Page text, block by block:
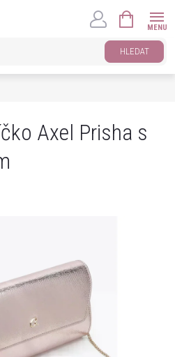
HLEDAT
KOŠÍK
Axel Prisha s